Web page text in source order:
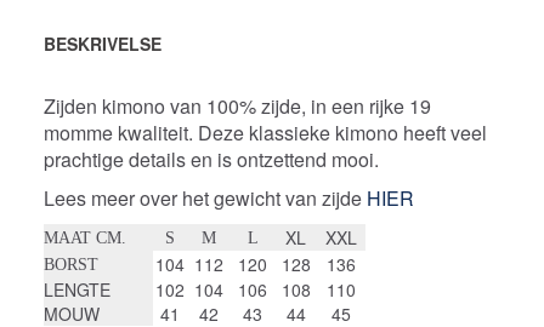
BESKRIVELSE
Zijden kimono van 100% zijde, in een rijke 19
momme kwaliteit. Deze klassieke kimono heeft veel
prachtige details en is ontzettend mooi.
Lees meer over het gewicht van zijde HIER
MAAT CM. S M L XL XXL
BORST 104 112 120 128
136
LENGTE
102 104 106 108
110
MOUW
41 42 43 44 45